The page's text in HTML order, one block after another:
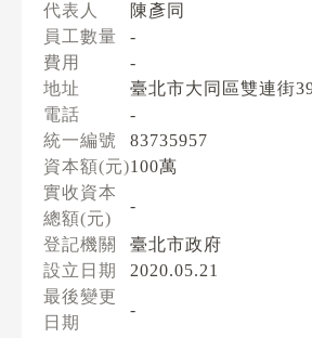
代表人
陳彥同
員工數量
-
費用
-
地址
臺北市大同區雙連街
電話
-
統一編號
83735957
資本額(元)100萬
實收資本
總額(元)
-
登記機關
臺北市政府
設立日期
2020.05.21
最後變更
日期
-